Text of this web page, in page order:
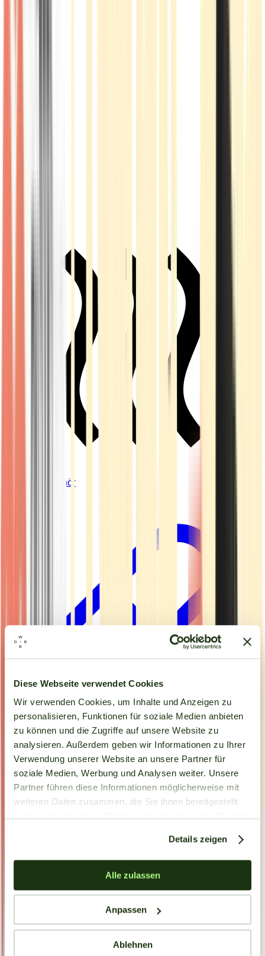
Diese Webseite verwendet Cookies
Wir verwenden Cookies, um Inhalte und Anzeigen zu
personalisieren, Funktionen für soziale Medien anbieten
zu können und die Zugriffe auf unsere Website zu
analysieren. Außerdem geben wir Informationen zu Ihrer
Verwendung unserer Website an unsere Partner für
soziale Medien, Werbung und Analysen weiter. Unsere
Partner führen diese Informationen möglicherweise mit
weiteren Daten zusammen, die Sie ihnen bereitgestellt
Details zeigen
Alle zulassen
Anpassen
Ablehnen
Vapes & Zubehör
Kapseln